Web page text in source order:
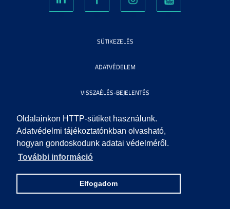
Oldalainkon HTTP-sütiket használunk.
Adatvédelmi tájékoztatónkban olvasható,
hogyan gondoskodunk adatai védelméről.
További információ
Elfogadom
SÜTIKEZELÉS
ADATVÉDELEM
VISSZAÉLÉS-BEJELENTÉS
KÖZÉRDEKŰ ADATOK
IMPRESSZUM